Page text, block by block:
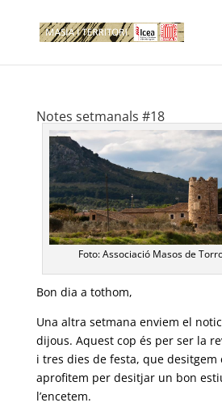
Notes setmanals #18
Foto: Associació Masos de
Bon dia a tothom,
Una altra setmana enviem el
dijous. Aquest cop és per ser la
i tres dies de festa, que desitgem
aprofitem per desitjar un bon
l’encetem.